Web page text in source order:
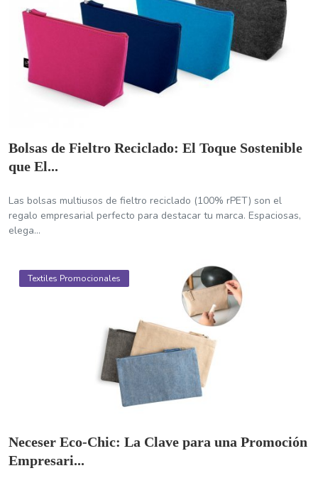
Bolsas de Fieltro Reciclado: El Toque Sostenible
que El...
Las bolsas multiusos de fieltro reciclado (100% rPET) son el
regalo empresarial perfecto para destacar tu marca. Espaciosas,
elega...
Textiles Promocionales
Neceser Eco-Chic: La Clave para una Promoción
Empresari...